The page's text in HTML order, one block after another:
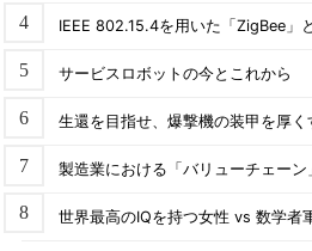
IEEE 802.15.4を用いた「ZigBee」
サービスロボットの今とこれから
生還を目指せ、爆撃機の装甲を厚く
製造業における「バリューチェー
世界最高のIQを持つ女性 vs 数学者